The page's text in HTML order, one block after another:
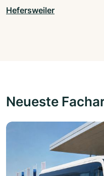
Hefersweiler
Neueste